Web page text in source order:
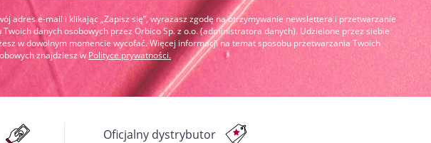
adres e-mail i klikając „Zapisz się”, wyrażasz zgodę na otrzymywanie newslettera i przetwarzanie
Twoich danych osobowych przez Orbico Sp. z o.o. (administratora danych). Udzielone przez siebie
w dowolnym momencie wycofać. Więcej informacji na temat sposobu przetwarzania Twoich
znajdziesz w Polityce prywatności.
Oficjalny dystrybutor